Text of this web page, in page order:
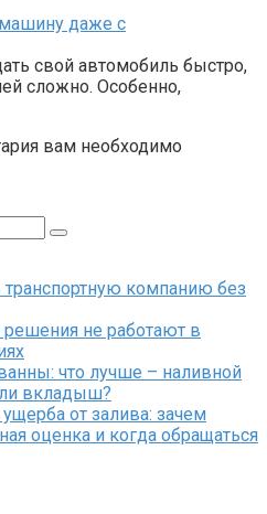
машину даже с
свой автомобиль быстро,
сложно. Особенно,
вам необходимо
компанию без
не работают в
что лучше – наливной
вкладыш?
от залива: зачем
оценка и когда обращаться